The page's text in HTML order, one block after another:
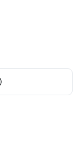
de
como
(contatos) por